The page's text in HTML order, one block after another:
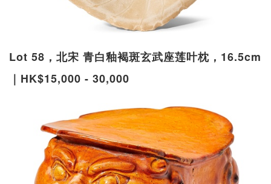
Lot 58，北宋 青白釉褐斑玄武座莲叶枕，16.5cm
｜HK$15,000 - 30,000